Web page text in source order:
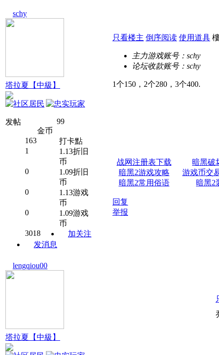
schy
塔拉夏【中級】
发帖
99
金币
163
打卡點
1
1.13折旧
币
0
1.09折旧
币
0
1.13游戏
币
0
1.09游戏
币
3018
加关注
发消息
只看楼主 倒序阅读 使用道具
主力游戏账号： schy
论坛收款账号： schy
1个150，2个280，3个400.
战网注册表下载
暗黑破
暗黑2游戏攻略
游戏币交
暗黑2常用俗语
暗黑2
回复
举报
lengqiou00
塔拉夏【中級】